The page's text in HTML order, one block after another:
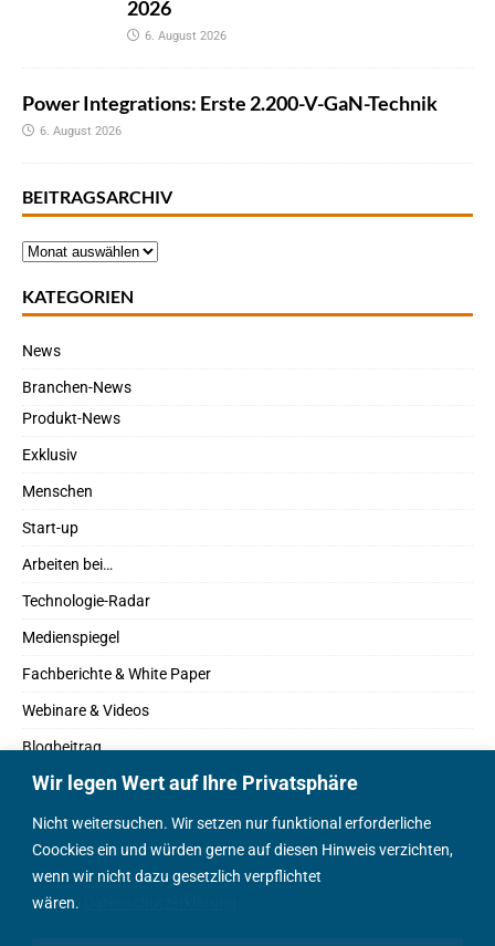
Wir legen Wert auf Ihre Privatsphäre
Nicht weitersuchen. Wir setzen nur funktional erforderliche
Coockies ein und würden gerne auf diesen Hinweis verzichten,
wenn wir nicht dazu gesetzlich verpflichtet
wären.
2026
6. August 2026
Power Integrations: Erste 2.200-V-GaN-Technik
6. August 2026
BEITRAGSARCHIV
KATEGORIEN
News
Branchen-News
Produkt-News
Exklusiv
Menschen
Start-up
Arbeiten bei…
Technologie-Radar
Medienspiegel
Fachberichte & White Paper
Webinare & Videos
Blogbeitrag
Fachbücher
Marktreport
Podcasts
Positionspapier